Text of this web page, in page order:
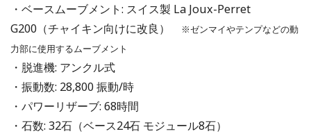
・ベースムーブメント: スイス製 La Joux-Perret
G200（チャイキン向けに改良）
※ゼンマイやテンプなどの動
力部に使用するムーブメント
・脱進機: アンクル式
・振動数: 28,800 振動/時
・パワーリザーブ: 68時間
・石数: 32石（ベース24石 モジュール8石）